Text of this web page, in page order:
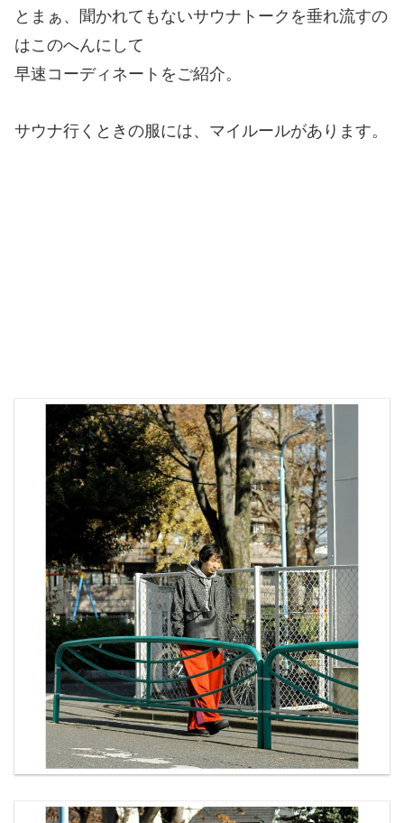
とまぁ、聞かれてもないサウナトークを垂れ流すの
はこのへんにして
早速コーディネートをご紹介。
サウナ行くときの服には、マイルールがあります。